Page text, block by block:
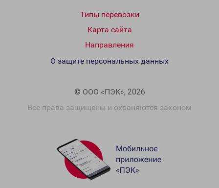
Типы перевозки
Карта сайта
Направления
© ООО «ПЭК», 2026
Все права защищены и охраняются законом
О защите персональных данных